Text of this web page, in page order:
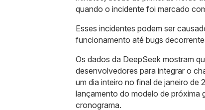
quando o incidente foi marcado
Esses incidentes podem ser
funcionamento até bugs
Os dados da DeepSeek mostram
desenvolvedores para integrar o
um dia inteiro no final de janeiro de
lançamento do modelo de próxima
cronograma.